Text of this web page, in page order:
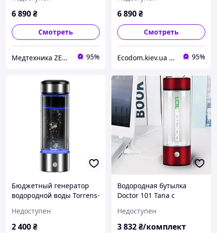
280 мл
6 890₴
Смотреть
Медтехника ZENET 95%
6 890₴
Смотреть
Еcodom.kiev.ua Интеренет-магазин 95%
Бюджетный генератор
водородной воды Torrens-
Водородная бутылка из
стекла и стали + USB
Недоступен
2 400₴
Водородная бутылка
Doctor 101 Tana с
мл красный металлик
Водородная вода
Недоступен
3 832₴/комплект